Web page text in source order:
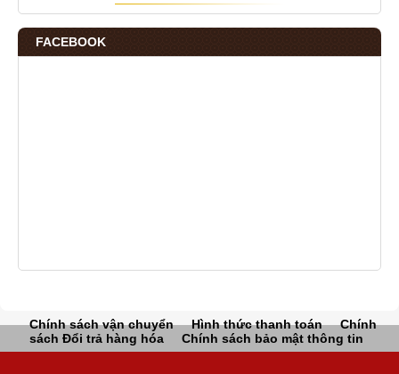
FACEBOOK
Chính sách vận chuyển Hình thức thanh toán
Chính
sách Đổi trả hàng hóa
Chính sách bảo mật thông tin